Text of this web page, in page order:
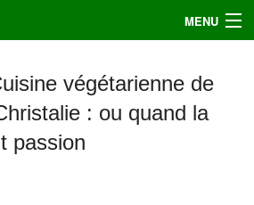
MENU
végétarienne de
: ou quand la
passion